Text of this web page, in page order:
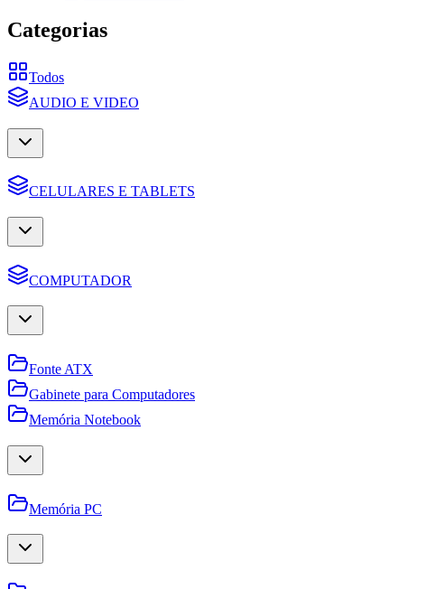
Categorias
Todos
AUDIO E VIDEO
CELULARES E TABLETS
COMPUTADOR
Fonte ATX
Gabinete para Computadores
Memória Notebook
Memória PC